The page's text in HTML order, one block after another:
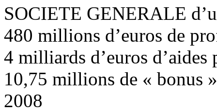
SOCIETE GENERALE
480 millions d’euros de
4 milliards d’euros d’aides
10,75 millions de « bonus
2008